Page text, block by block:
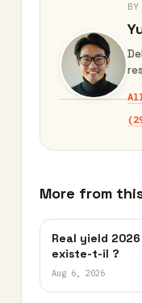
BY
More from
Real yield
existe-t-il ?
Aug 6, 2026